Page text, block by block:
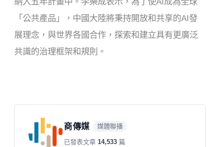
「公共產品」，中國大陸將秉持開放和共享的AI發
展理念，與世界各國合作，探索和建立具有更廣泛
共識的治理框架和規則。
商傳媒 媒體聯播
已發表文章 14,533 篇